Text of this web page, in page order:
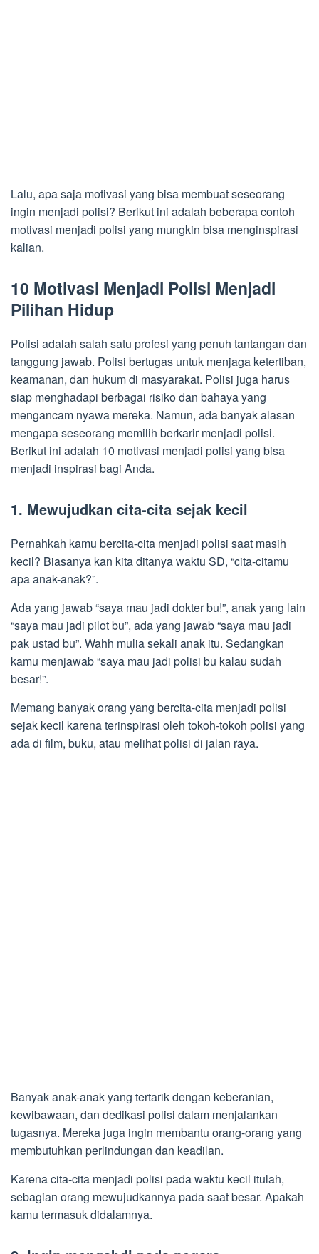
Lalu, apa saja motivasi yang bisa membuat seseorang
ingin menjadi polisi? Berikut ini adalah beberapa contoh
motivasi menjadi polisi yang mungkin bisa menginspirasi
kalian.
10 Motivasi Menjadi Polisi Menjadi
Pilihan Hidup
Polisi adalah salah satu profesi yang penuh tantangan dan
tanggung jawab. Polisi bertugas untuk menjaga ketertiban,
keamanan, dan hukum di masyarakat. Polisi juga harus
siap menghadapi berbagai risiko dan bahaya yang
mengancam nyawa mereka. Namun, ada banyak alasan
mengapa seseorang memilih berkarir menjadi polisi.
Berikut ini adalah 10 motivasi menjadi polisi yang bisa
menjadi inspirasi bagi Anda.
1. Mewujudkan cita-cita sejak kecil
Pernahkah kamu bercita-cita menjadi polisi saat masih
kecil? Biasanya kan kita ditanya waktu SD, “cita-citamu
apa anak-anak?”.
Ada yang jawab “saya mau jadi dokter bu!”, anak yang lain
“saya mau jadi pilot bu”, ada yang jawab “saya mau jadi
pak ustad bu”. Wahh mulia sekali anak itu. Sedangkan
kamu menjawab “saya mau jadi polisi bu kalau sudah
besar!”.
Memang banyak orang yang bercita-cita menjadi polisi
sejak kecil karena terinspirasi oleh tokoh-tokoh polisi yang
ada di film, buku, atau melihat polisi di jalan raya.
Banyak anak-anak yang tertarik dengan keberanian,
kewibawaan, dan dedikasi polisi dalam menjalankan
tugasnya. Mereka juga ingin membantu orang-orang yang
membutuhkan perlindungan dan keadilan.
Karena cita-cita menjadi polisi pada waktu kecil itulah,
sebagian orang mewujudkannya pada saat besar. Apakah
kamu termasuk didalamnya.